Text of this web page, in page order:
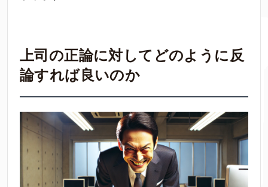
上司の正論に対してどのように反
論すれば良いのか